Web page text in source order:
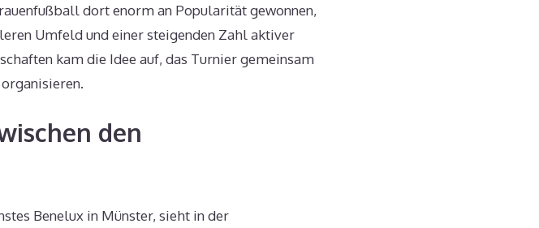
dort enorm an Popularität gewonnen,
Umfeld und einer steigenden Zahl aktiver
kam die Idee auf, das Turnier gemeinsam
den
Benelux in Münster, sieht in der